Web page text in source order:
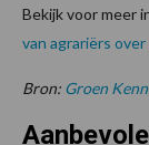
Bekijk voor meer
van agrariërs
Bron: Groen